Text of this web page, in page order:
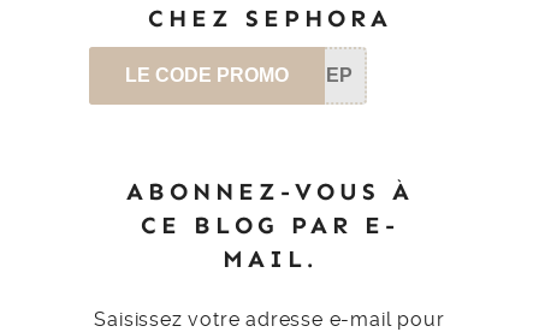
CHEZ SEPHORA
LE CODE PROMO SEP
ABONNEZ-VOUS À
CE BLOG PAR E-
MAIL.
Saisissez votre adresse e-mail pour